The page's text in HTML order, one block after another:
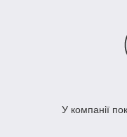
У компанії